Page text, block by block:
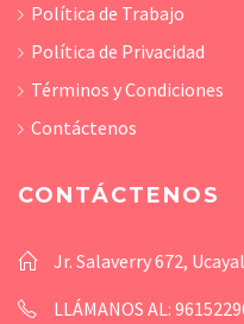
Política de Trabajo
Política de Privacidad
Términos y Condiciones
Contáctenos
CONTÁCTENOS
Jr. Salaverry 672,
LLÁMANOS AL: